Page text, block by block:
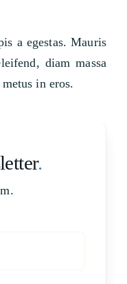
a egestas. Mauris
diam massa
in eros.
.